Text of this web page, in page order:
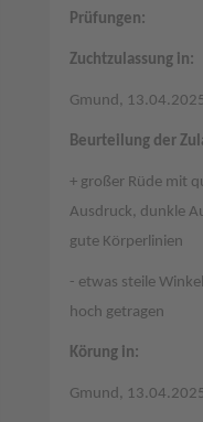
Prüfungen:
Zuchtzulassung in:
Gmund,
Beurteilung der
+ großer Rüde mit
Ausdruck, dunkle
gute Körperlinien
- etwas steile
hoch getragen
Körung in:
Gmund,